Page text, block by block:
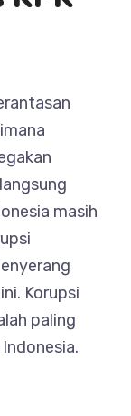
masih
Korupsi
paling